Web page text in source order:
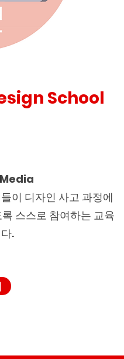
School
이 디자인 사고 과정에
스스로 참여하는 교육
.